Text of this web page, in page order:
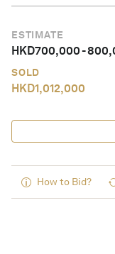
ESTIMATE
HKD700,000-
SOLD
HKD1,012,000
How to Bid?